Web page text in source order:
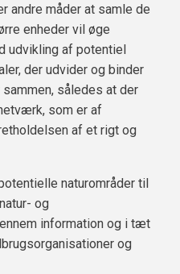
måder at samle de
enheder vil øge
udvikling af potentiel
der udvider og binder
således at der
som er af
af et rigt og
naturområder til
og
information og i tæt
og